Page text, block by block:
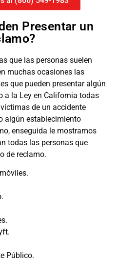
Presentar un
que las personas suelen
muchas ocasiones las
que pueden presentar algún
a la Ley en California todas
de un accidente
algún establecimiento
enseguida le mostramos
todas las personas que
de reclamo.
Público.